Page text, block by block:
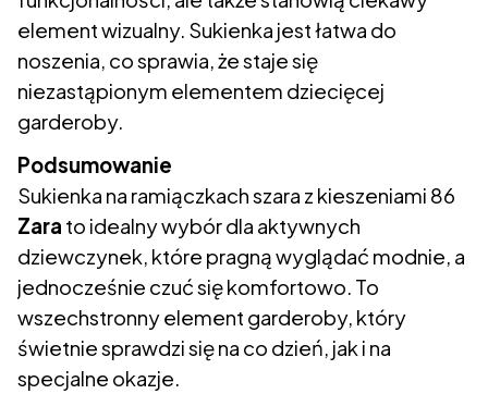
element wizualny. Sukienka jest łatwa do
noszenia, co sprawia, że staje się
niezastąpionym elementem dziecięcej
garderoby.
Podsumowanie
Sukienka na ramiączkach szara z kieszeniami 86
Zara to idealny wybór dla aktywnych
dziewczynek, które pragną wyglądać modnie, a
jednocześnie czuć się komfortowo. To
wszechstronny element garderoby, który
świetnie sprawdzi się na co dzień, jak i na
specjalne okazje.